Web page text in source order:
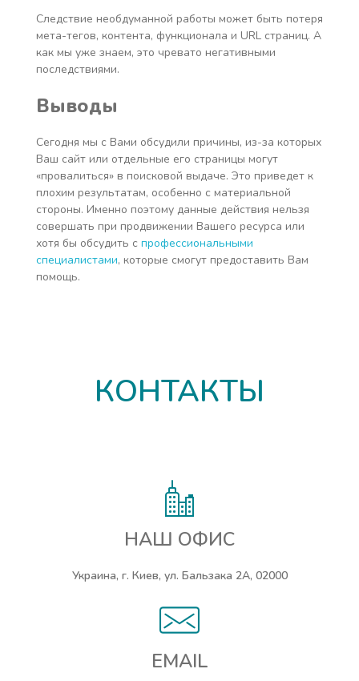
Следствие необдуманной работы может быть потеря
мета-тегов, контента, функционала и URL страниц. А
как мы уже знаем, это чревато негативными
последствиями.
Выводы
Сегодня мы с Вами обсудили причины, из-за которых
Ваш сайт или отдельные его страницы могут
«провалиться» в поисковой выдаче. Это приведет к
плохим результатам, особенно с материальной
стороны. Именно поэтому данные действия нельзя
совершать при продвижении Вашего ресурса или
хотя бы обсудить с профессиональными
специалистами, которые смогут предоставить Вам
помощь.
КОНТАКТЫ
НАШ ОФИС
Украина, г. Киев, ул. Бальзака 2А, 02000
EMAIL